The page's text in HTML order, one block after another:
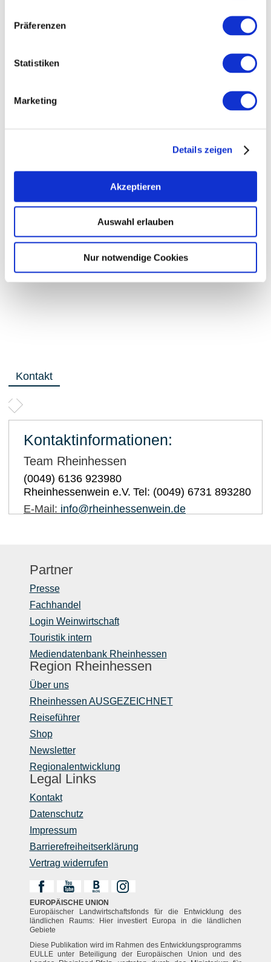
Präferenzen
Statistiken
Marketing
Details zeigen
Akzeptieren
Auswahl erlauben
Nur notwendige Cookies
Verfügbare Videos für diesen Artikel
Kontakt
Kontaktinformationen:
Team Rheinhessen
(0049) 6136 923980
Rheinhessenwein e.V. Tel: (0049) 6731 893280
E-Mail: info@rheinhessenwein.de
Partner
Presse
Fachhandel
Login Weinwirtschaft
Touristik intern
Mediendatenbank Rheinhessen
Region Rheinhessen
Über uns
Rheinhessen AUSGEZEICHNET
Reiseführer
Shop
Newsletter
Regionalentwicklung
Legal Links
Kontakt
Datenschutz
Impressum
Barrierefreiheitserklärung
Vertrag widerrufen
EUROPÄISCHE UNION
Europäischer Landwirtschaftsfonds für die Entwicklung des
ländlichen Raums: Hier investiert Europa in die ländlichen
Gebiete
Diese Publikation wird im Rahmen des Entwicklungsprogramms
EULLE unter Beteiligung der Europäischen Union und des